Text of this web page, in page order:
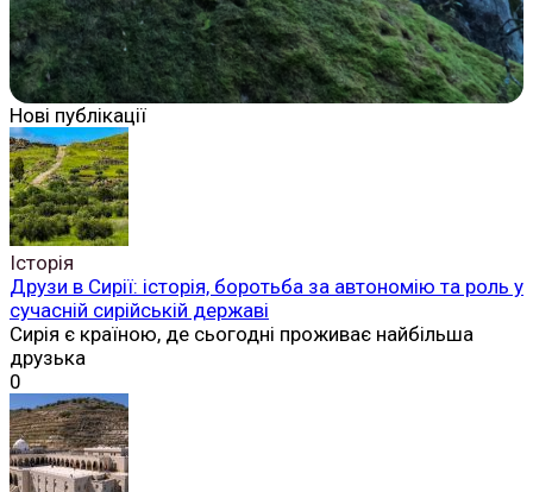
Нові публікації
Історія
Друзи в Сирії: історія, боротьба за автономію та роль у
сучасній сирійській державі
Сирія є країною, де сьогодні проживає найбільша
друзька
0